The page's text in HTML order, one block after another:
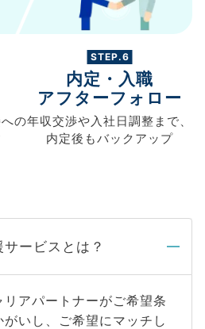
の
STEP.6
内定・入職
アフターフォロー
年収交渉や 入社日調整まで、
内定後もバックアップ
ービスとは？
アパートナーがご希望条
いし、ご希望にマッチし